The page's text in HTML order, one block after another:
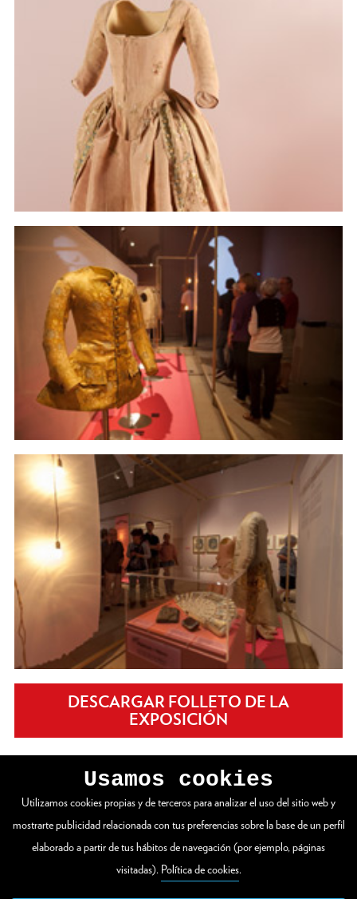
DESCARGAR FOLLETO DE LA
EXPOSICIÓN
VER WEB COMPLETA
Usamos cookies
Utilizamos cookies propias y de terceros para analizar el uso del sitio web y
mostrarte publicidad relacionada con tus preferencias sobre la base de un perfil
elaborado a partir de tus hábitos de navegación (por ejemplo, páginas
visitadas). Política de cookies.